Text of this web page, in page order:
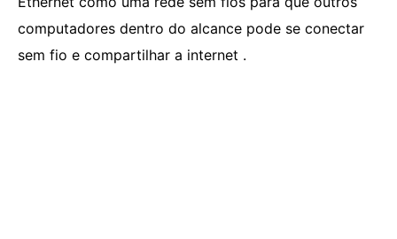
computadores dentro do alcance pode se conectar
sem fio e compartilhar a internet .